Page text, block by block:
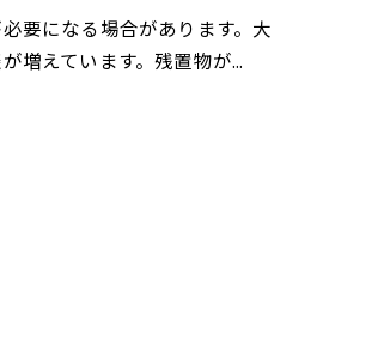
要になる場合があります。大
増えています。残置物が…